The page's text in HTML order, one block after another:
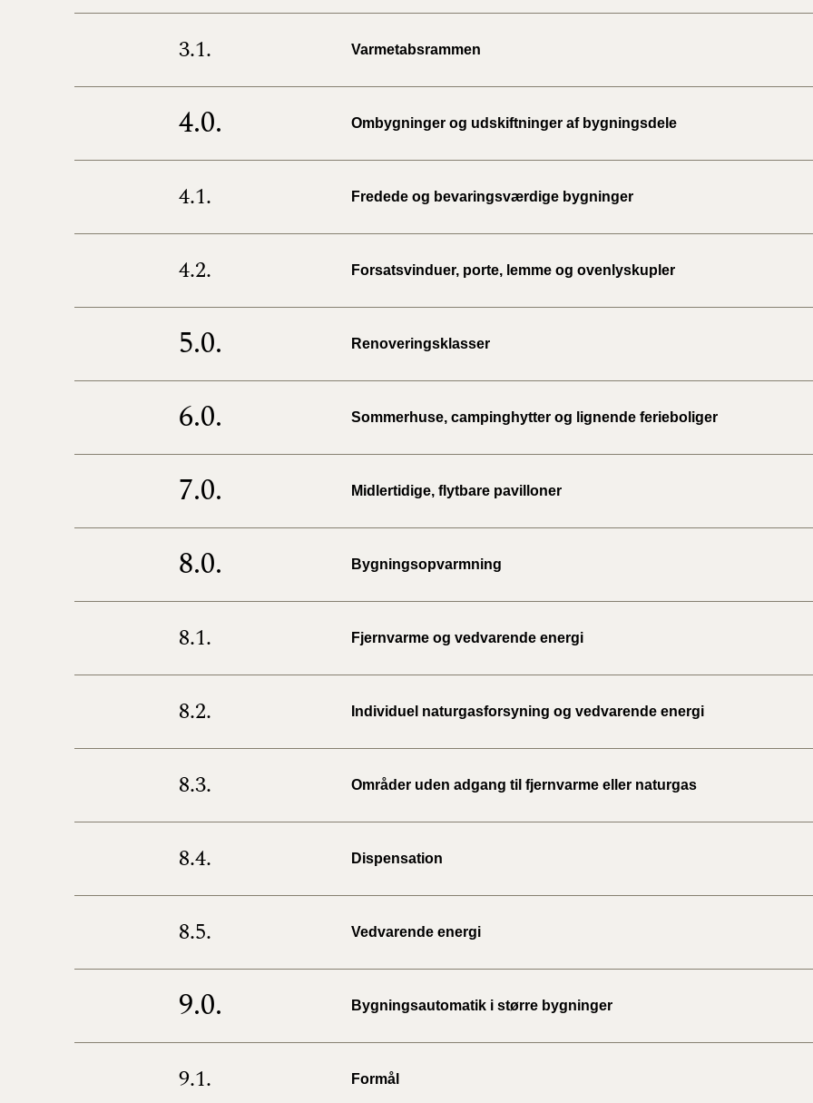
3.1. Varmetabsrammen
4.0. Ombygninger og udskiftninger af bygningsdele
4.1. Fredede og bevaringsværdige bygninger
4.2. Forsatsvinduer, porte, lemme og ovenlyskupler
5.0. Renoveringsklasser
6.0. Sommerhuse, campinghytter og lignende ferieboliger
7.0. Midlertidige, flytbare pavilloner
8.0. Bygningsopvarmning
8.1. Fjernvarme og vedvarende energi
8.2. Individuel naturgasforsyning og vedvarende energi
8.3. Områder uden adgang til fjernvarme eller naturgas
8.4. Dispensation
8.5. Vedvarende energi
9.0. Bygningsautomatik i større bygninger
9.1. Formål